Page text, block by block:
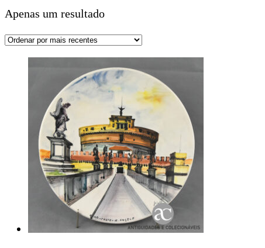
Apenas um resultado